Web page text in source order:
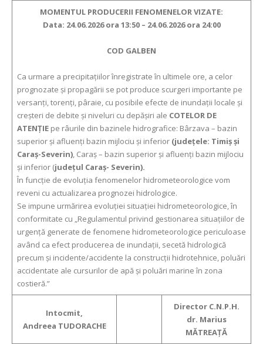
MOMENTUL PRODUCERII FENOMENELOR VIZATE:
Data: 24.06.2026 ora 13:50 – 24.06.2026 ora 24:00
COD GALBEN
Ca urmare a precipitaţiilor înregistrate în ultimele ore, a celor
prognozate şi propagării se pot produce scurgeri importante pe
versanţi, torenţi, pâraie, cu posibile efecte de inundaţii locale şi
creşteri de debite şi niveluri cu depăşiri ale COTELOR DE
ATENŢIE pe râurile din bazinele hidrografice: Bârzava – bazin
superior și afluenți bazin mijlociu și inferior (județele: Timiș și
Caraș-Severin), Caraș – bazin superior și afluenți bazin mijlociu
și inferior (județul Caraș- Severin).
În funcție de evoluția fenomenelor hidrometeorologice vom
reveni cu actualizarea prognozei hidrologice.
Se impune urmărirea evoluției situației hidrometeorologice, în
conformitate cu „Regulamentul privind gestionarea situațiilor de
urgență generate de fenomene hidrometeorologice periculoase
având ca efect producerea de inundații, secetă hidrologică
precum și incidente/accidente la construcții hidrotehnice, poluări
accidentate ale cursurilor de apă și poluări marine în zona
costieră.”
Intocmit,
Andreea TUDORACHE
Director C.N.P.H.
dr. Marius
MĂTREAȚĂ